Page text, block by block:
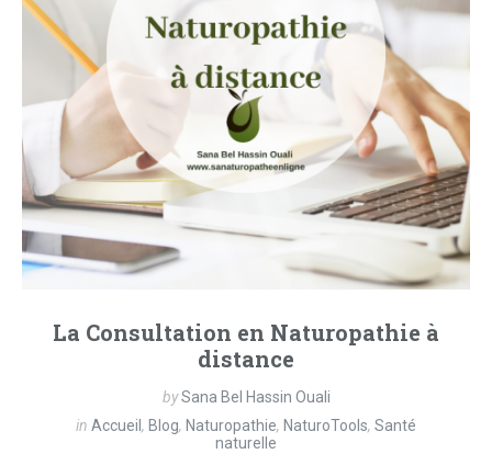
La Consultation en Naturopathie à
distance
bySana Bel Hassin Ouali
in Accueil , Blog, Naturopathie, NaturoTools, Santé
naturelle